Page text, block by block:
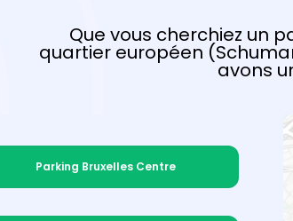
Que vous cherchiez un
quartier européen
avons
Parking Bruxelles Centre